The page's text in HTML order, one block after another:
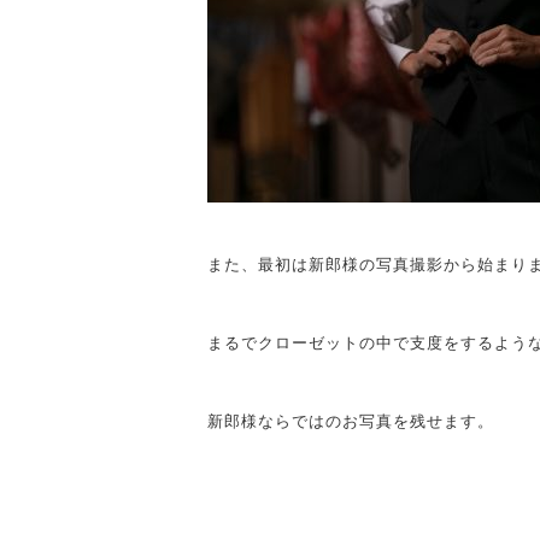
また、最初は新郎様の写真撮影から始まり
まるでクローゼットの中で支度をするよう
新郎様ならではのお写真を残せます。